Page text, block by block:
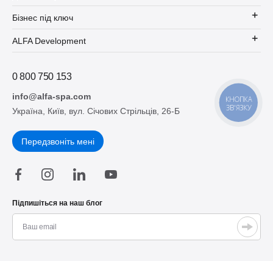
Бізнес під ключ
ALFA Development
0 800 750 153
info@alfa-spa.com
Україна, Київ, вул. Січових Стрільців, 26-Б
Передзвоніть мені
Підпишіться на наш блог
КНОПКА
ЗВ'ЯЗКУ